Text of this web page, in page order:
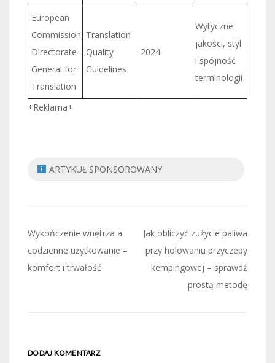
European
Commission,
Directorate-
General for
Translation
Translation
Quality
Guidelines
2024
Wytyczne
jakości, styl
i spójność
terminologii
+Reklama+
ARTYKUŁ SPONSOROWANY
Nawigacja
wpisu
Wykończenie wnętrza a
codzienne użytkowanie –
komfort i trwałość
Jak obliczyć zużycie paliwa
przy holowaniu przyczepy
kempingowej – sprawdź
prostą metodę
DODAJ KOMENTARZ